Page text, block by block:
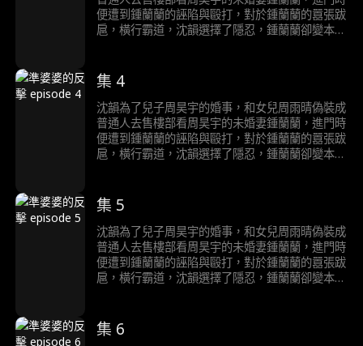
便遭到鍾蘭蘭的誣陷與毆打，對於鍾蘭蘭的囂張跋
扈，橫行霸道，沈韻選擇了隱忍，鍾蘭蘭卻變本加
集 4
沈韻為了兒子周昊宇的婚事，和女兒周雨晴偽裝成
普通人去售樓部看周昊宇的未婚妻鍾蘭蘭，進門時
便遭到鍾蘭蘭的誣陷與毆打，對於鍾蘭蘭的囂張跋
扈，橫行霸道，沈韻選擇了隱忍，鍾蘭蘭卻變本加
集 5
沈韻為了兒子周昊宇的婚事，和女兒周雨晴偽裝成
普通人去售樓部看周昊宇的未婚妻鍾蘭蘭，進門時
便遭到鍾蘭蘭的誣陷與毆打，對於鍾蘭蘭的囂張跋
扈，橫行霸道，沈韻選擇了隱忍，鍾蘭蘭卻變本加
集 6